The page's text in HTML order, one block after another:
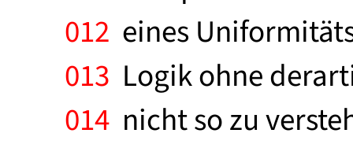
012 eines
013 Logik ohne
014 nicht so zu